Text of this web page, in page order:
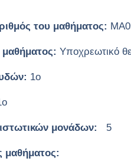
του μαθήματος:
Υποχρεωτικό
1o
μονάδων: 5
μαθήματος: